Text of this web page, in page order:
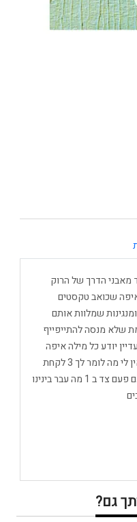
הדרך של הרוק
שכואב טקסטים
שמלוות אותם
שלא מנסה להתייפייף
יודע כל מילה איפה
הילד Eifo HaYeled צד א 1 שדים 2 אין לי מה לומר לך 3 לקחת
איתך הכל 4 זה רק אור הירח 5 עוד פעם פעם צד ב 1 מה עבר בינינו
גם?